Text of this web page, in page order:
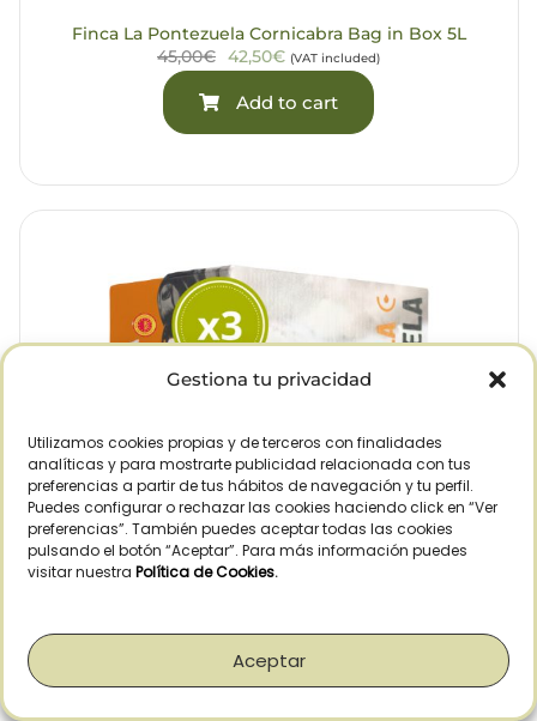
Gestiona tu privacidad
Utilizamos cookies propias y de terceros con finalidades
analíticas y para mostrarte publicidad relacionada con tus
preferencias a partir de tus hábitos de navegación y tu perfil.
Puedes configurar o rechazar las cookies haciendo click en “Ver
preferencias”. También puedes aceptar todas las cookies
pulsando el botón “Aceptar”. Para más información puedes
visitar nuestra Política de Cookies.
Aceptar
Finca La Pontezuela Cornicabra Bag in Box 5L
45,00€ 42,50€ (VAT included)
Add to cart